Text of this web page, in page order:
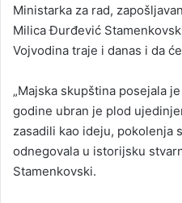
Ministarka za rad,
Milica Đurđević
Vojvodina traje i danas i da
„Majska skupština posejala
godine ubran je plod
zasadili kao ideju, pokolenja
odnegovala u istorijsku
Stamenkovski.